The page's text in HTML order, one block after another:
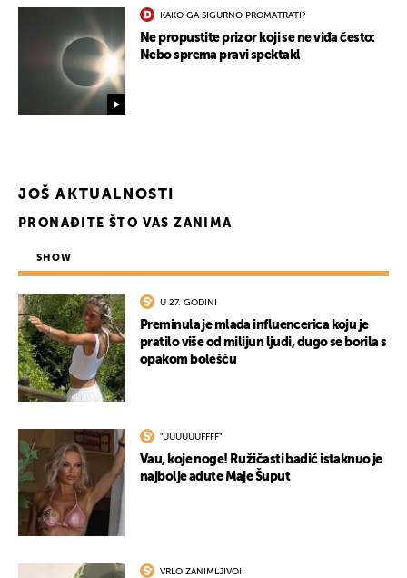
KAKO GA SIGURNO PROMATRATI?
Ne propustite prizor koji se ne viđa često:
Nebo sprema pravi spektakl
JOŠ AKTUALNOSTI
PRONAĐITE ŠTO VAS ZANIMA
SHOW
U 27. GODINI
Preminula je mlada influencerica koju je
pratilo više od milijun ljudi, dugo se borila s
opakom bolešću
"UUUUUUFFFF"
Vau, koje noge! Ružičasti badić istaknuo je
najbolje adute Maje Šuput
VRLO ZANIMLJIVO!
UKLJUČITE NOTIFIKACIJE